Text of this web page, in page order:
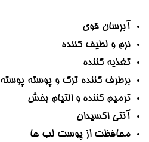
آبرسان قوی
نرم و لطیف کننده
تغذیه کننده
برطرف کننده ترک و پوسته
ترمیم کننده و التیام بخش
آنتی اکسیدان
محافظت از پوست لب ها